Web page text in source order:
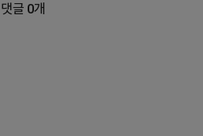
댓글 0개